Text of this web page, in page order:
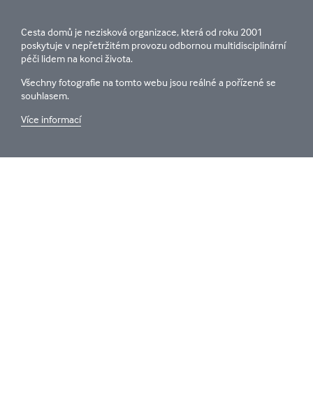
Cesta domů je nezisková organizace, která od roku 2001
poskytuje v nepřetržitém provozu odbornou multidisciplinární
péči lidem na konci života.
Všechny fotografie na tomto webu jsou reálné a pořízené se
souhlasem.
Více informací